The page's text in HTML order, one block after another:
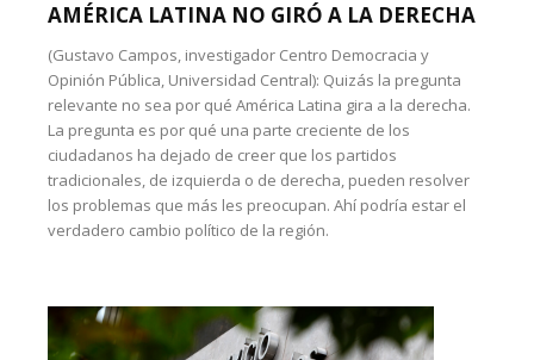
AMÉRICA LATINA NO GIRÓ A LA DERECHA
(Gustavo Campos, investigador Centro Democracia y
Opinión Pública, Universidad Central): Quizás la pregunta
relevante no sea por qué América Latina gira a la derecha.
La pregunta es por qué una parte creciente de los
ciudadanos ha dejado de creer que los partidos
tradicionales, de izquierda o de derecha, pueden resolver
los problemas que más les preocupan. Ahí podría estar el
verdadero cambio político de la región.